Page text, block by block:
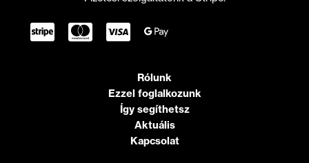
Rólunk
Ezzel foglalkozunk
Így segíthetsz
Aktuális
Kapcsolat